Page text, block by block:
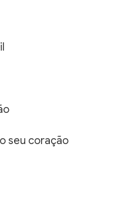
seu coração